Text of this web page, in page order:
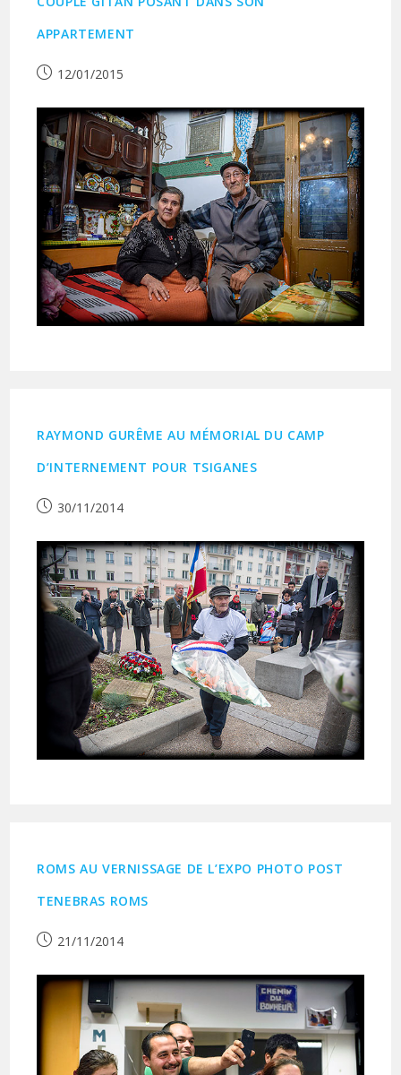
APPARTEMENT
Publication
12/01/2015
RAYMOND GURÊME AU MÉMORIAL DU CAMP
D’INTERNEMENT POUR TSIGANES
Publication
30/11/2014
ROMS AU VERNISSAGE DE L’EXPO PHOTO POST
TENEBRAS ROMS
Publication
21/11/2014